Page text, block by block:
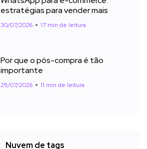
estratégias para vender mais
30/07/2026 17 min de leitura
Por que o pós-compra é tão
importante
29/07/2026 11 min de leitura
Nuvem de tags